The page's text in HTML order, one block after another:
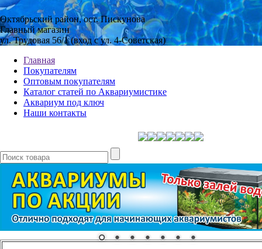
Октябрьский район, ост. Пискунова
Главный магазин
ул. Трудовая 56/1 (вход с ул. 4-Советская)
Главная
Покупателям
Оптовым покупателям
Каталог статей по Аквариумистике
Аквариум под ключ
Наши контакты